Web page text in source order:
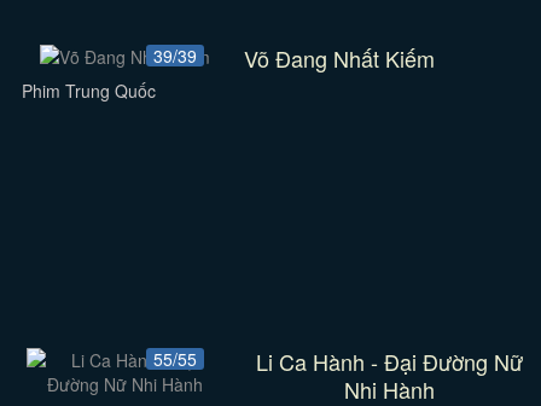
39/39 Võ Đang Nhất Kiếm
Phim Trung Quốc
55/55
Li Ca Hành - Đại Đường Nữ
Nhi Hành